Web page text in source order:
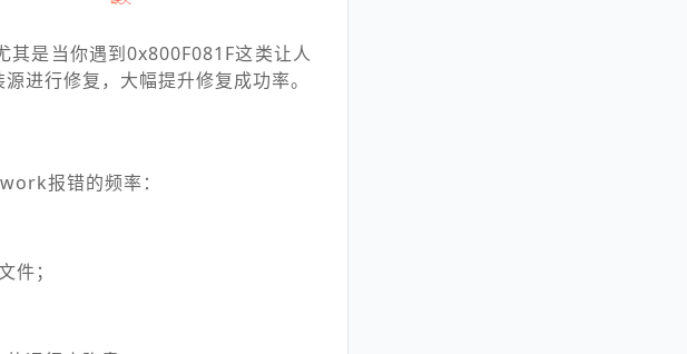
其是当你遇到0x800F081F这类让人
进行修复，大幅提升修复成功率。
报错的频率：
件；